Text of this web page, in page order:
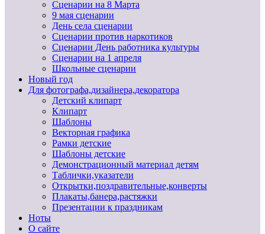
Сценарии на 8 Марта
9 мая сценарии
День села сценарии
Сценарии против наркотиков
Сценарии День работника культуры
Сценарии на 1 апреля
Школьные сценарии
Новый год
Для фотографа,дизайнера,декоратора
Детский клипарт
Клипарт
Шаблоны
Векторная графика
Рамки детские
Шаблоны детские
Демонстрационный материал детям
Таблички,указатели
Открытки,поздравительные,конверты
Плакаты,банера,растяжки
Презентации к праздникам
Ноты
О сайте